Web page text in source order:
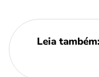
Leia também: